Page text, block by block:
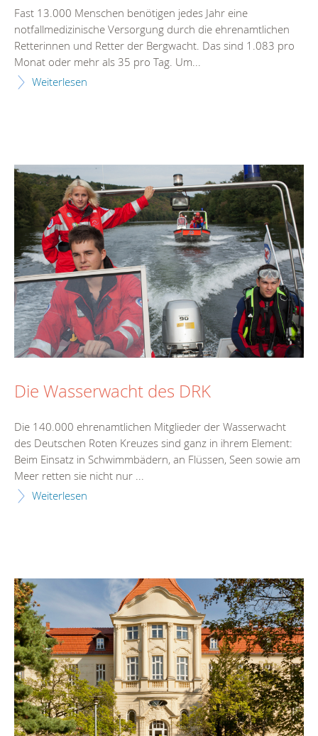
Fast 13.000 Menschen benötigen jedes Jahr eine
notfallmedizinische Versorgung durch die ehrenamtlichen
Retterinnen und Retter der Bergwacht. Das sind 1.083 pro
Monat oder mehr als 35 pro Tag. Um...
Weiterlesen
Die Wasserwacht des DRK
Die 140.000 ehrenamtlichen Mitglieder der Wasserwacht
des Deutschen Roten Kreuzes sind ganz in ihrem Element:
Beim Einsatz in Schwimmbädern, an Flüssen, Seen sowie am
Meer retten sie nicht nur ...
Weiterlesen